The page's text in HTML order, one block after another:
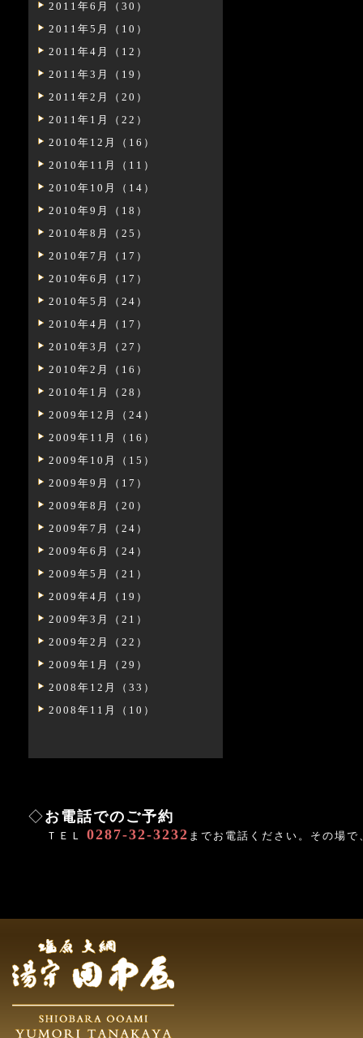
2011年6月（30）
2011年5月（10）
2011年4月（12）
2011年3月（19）
2011年2月（20）
2011年1月（22）
2010年12月（16）
2010年11月（11）
2010年10月（14）
2010年9月（18）
2010年8月（25）
2010年7月（17）
2010年6月（17）
2010年5月（24）
2010年4月（17）
2010年3月（27）
2010年2月（16）
2010年1月（28）
2009年12月（24）
2009年11月（16）
2009年10月（15）
2009年9月（17）
2009年8月（20）
2009年7月（24）
2009年6月（24）
2009年5月（21）
2009年4月（19）
2009年3月（21）
2009年2月（22）
2009年1月（29）
2008年12月（33）
2008年11月（10）
◇お電話でのご予約
ＴＥＬ 0287-32-3232 までお電話ください。その場